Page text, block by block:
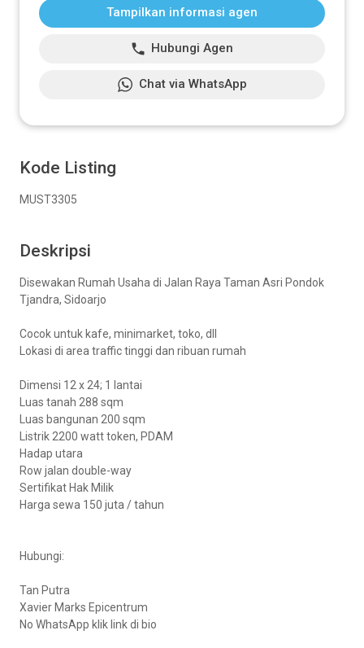
Kode Listing
MUST3305
Deskripsi
Disewakan Rumah Usaha di Jalan Raya Taman Asri Pondok
Tjandra, Sidoarjo
Cocok untuk kafe, minimarket, toko, dll
Lokasi di area traffic tinggi dan ribuan rumah
Dimensi 12 x 24; 1 lantai
Luas tanah 288 sqm
Luas bangunan 200 sqm
Listrik 2200 watt token, PDAM
Hadap utara
Row jalan double-way
Sertifikat Hak Milik
Harga sewa 150 juta / tahun
Hubungi:
Tan Putra
Xavier Marks Epicentrum
No WhatsApp klik link di bio
Tampilkan informasi agen
Hubungi Agen
Chat via WhatsApp